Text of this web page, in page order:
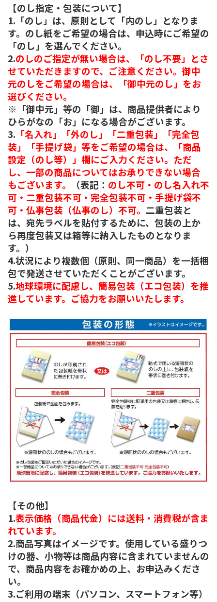
【のし指定・包装について】
1.「のし」は、原則として「内のし」となりま
す。のし紙をご希望の場合は、申込時にご希望の
「のし」を選んでください。
2.のしのご指定が無い場合は、「のし不要」とさ
せていただきますので、ご注意ください。御中
元のしをご希望の場合は、「御中元のし」をお
選びください。
※「御中元」等の「御」は、商品提供者により
ひらがなの「お」になる場合がございます。
3. 「名入れ」「外のし」「二重包装」「完全包
装」「手提げ袋」等をご希望の場合は、「商品
設定（のし等）」欄にご入力ください。ただ
し、一部の商品についてはお承りできない場合
もございます。
（表記： のし不可・のし名入れ不
可・二重包装不可・完全包装不可・手提げ袋不
可・仏事包装（仏事のし）不可。 二重包装と
は、宛先ラベルを貼付するために、包装の上か
ら再度包装又は箱等に納入したものとなりま
す。）
4.状況により複数個（原則、同一商品）を一括梱
包で発送させていただくことがございます。
5.地球環境に配慮し、簡易包装（エコ包装）を推
進しています。ご協力をお願いいたします。
【その他】
1.表示価格（商品代金）には送料・消費税が含ま
れています。
2.商品写真はイメージです。使用している盛りつ
けの器、小物等は商品内容に含まれていませんの
で、商品内容をお確かめの上、お申込みくださ
い。
3.ご利用の端末（パソコン、スマートフォン等）